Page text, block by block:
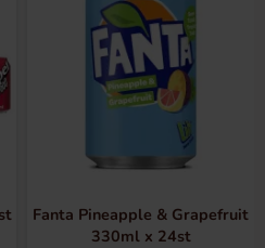
Fanta Pineapple & Grapefruit
330ml x 24st